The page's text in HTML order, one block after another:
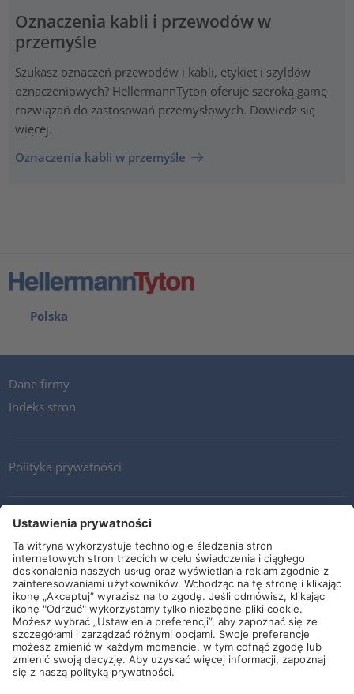
Oznaczenia kabli i przewodów w
przemyśle
Szukasz oznaczeń przewodów i kabli, etykiet i szyldów
oznaczeniowych? HellermannTyton oferuje szeroką gamę
rozwiązań do zastosowań przemysłowych. Dowiedz się
więcej.
Oznaczenia kabli w przemyśle
Polska
Dane firmy
Indeks stron
Polityka prywatności
Kontakt
Newsletter
Ogólne warunki i dostawy
Wytyczne i zobowiązania